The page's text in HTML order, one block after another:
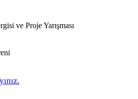
ve Proje Yarışması